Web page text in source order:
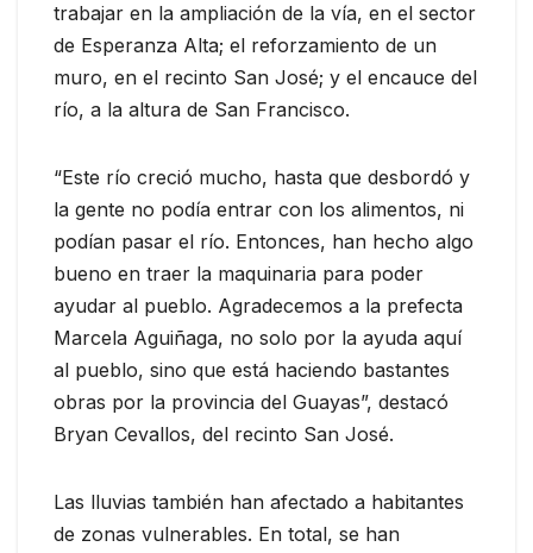
trabajar en la ampliación de la vía, en el sector
de Esperanza Alta; el reforzamiento de un
muro, en el recinto San José; y el encauce del
río, a la altura de San Francisco.
“Este río creció mucho, hasta que desbordó y
la gente no podía entrar con los alimentos, ni
podían pasar el río. Entonces, han hecho algo
bueno en traer la maquinaria para poder
ayudar al pueblo. Agradecemos a la prefecta
Marcela Aguiñaga, no solo por la ayuda aquí
al pueblo, sino que está haciendo bastantes
obras por la provincia del Guayas”, destacó
Bryan Cevallos, del recinto San José.
Las lluvias también han afectado a habitantes
de zonas vulnerables. En total, se han